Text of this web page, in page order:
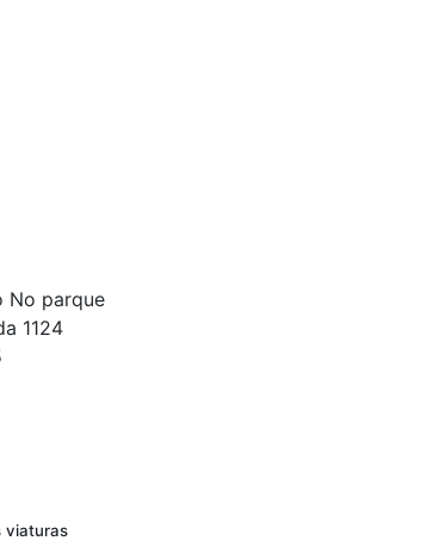
No parque
1124
viaturas